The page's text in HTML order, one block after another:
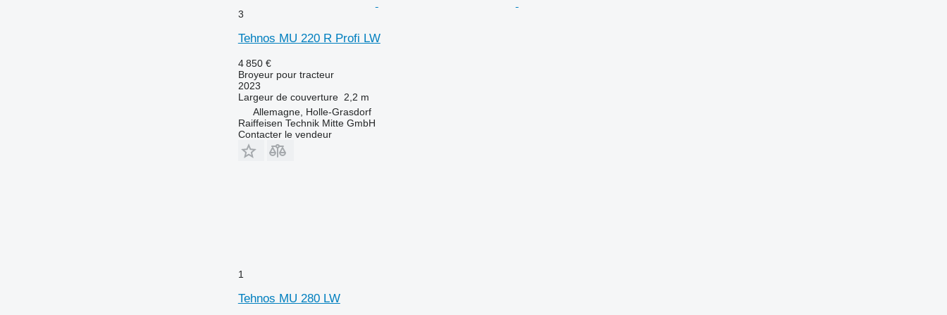
3
Tehnos MU 220 R Profi LW
4 850 €
Broyeur pour tracteur
2023
Largeur de couverture 2,2 m
Allemagne, Holle-Grasdorf
Raiffeisen Technik Mitte GmbH
Contacter le vendeur
1
Tehnos MU 280 LW